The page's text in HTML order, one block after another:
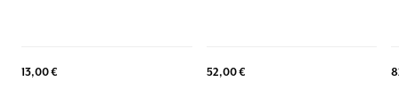
13,00 € 52,00 €